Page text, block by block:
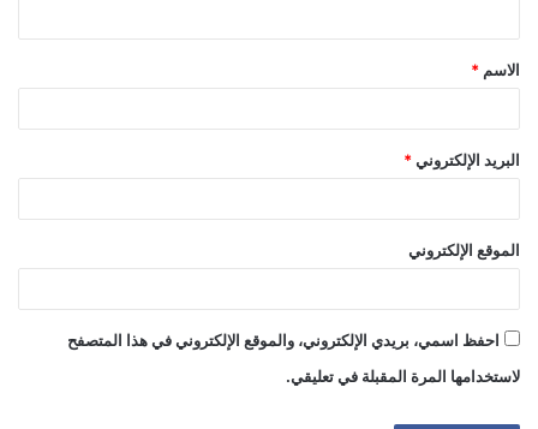
ق
*
الاسم *
البريد الإلكتروني *
الموقع الإلكتروني
احفظ اسمي، بريدي الإلكتروني، والموقع الإلكتروني في هذا المتصفح
لاستخدامها المرة المقبلة في تعليقي.